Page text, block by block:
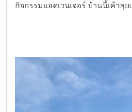
กิจกรรมแอดเวนเจอร์ บ้านนี้เค้าลุ